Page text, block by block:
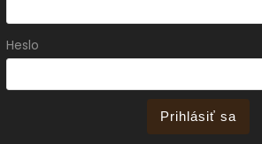
Heslo
Prihlásiť sa